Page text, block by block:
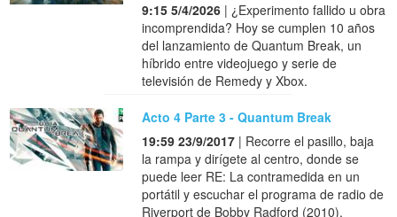
9:15 5/4/2026 | ¿Experimento fallido u obra
incomprendida? Hoy se cumplen 10 años
del lanzamiento de Quantum Break, un
híbrido entre videojuego y serie de
televisión de Remedy y Xbox.
Acto 4 Parte 3 - Quantum Break
19:59 23/9/2017 | Recorre el pasillo, baja
la rampa y dirígete al centro, donde se
puede leer RE: La contramedida en un
portátil y escuchar el programa de radio de
Riverport de Bobby Radford (2010).